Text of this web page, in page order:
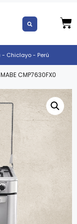
- Chiclayo - Perú
CMP7630FX0